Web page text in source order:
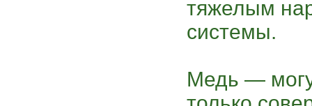
тяжелым
системы.
Медь —